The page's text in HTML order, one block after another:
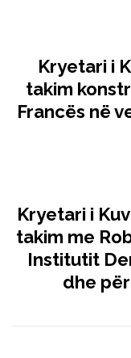
Kryetari i
takim
Francës në
Kryetari i
takim me
Institutit
dhe